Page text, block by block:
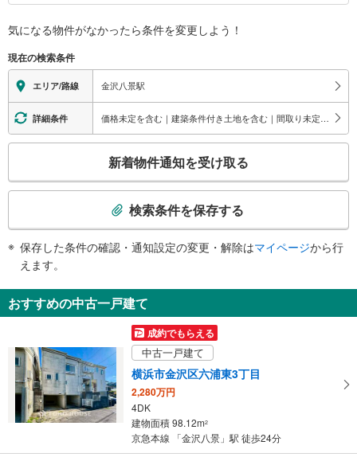
※段差なしでの移動経路
地上⇔改札⇔ホーム：○
エレベータ
・各ホーム⇔改札
トイレ
《多機能トイレ》
・ＡＥＤ
気になる物件がなかったら条件を変更しよう！
現在の検索条件
エリア/路線 金沢八景駅
詳細条件 価格未定を含む｜建築条件付き土地を含む｜間取り未定を含む｜ビルトインガレージ
検
知
を
け
取
る
・
条
新着物件通知を受け取る
検索条件を保存する
保存した条件の確認・通知設定の変更・解除はマイページから行
えます。
おすすめの中古一戸建て
成約でもらえる
中古一戸建て
横浜市金沢区六浦東3丁目
2,280万円
4DK
建物面積 98.12m2
京急本線 「金沢八景」駅 徒歩24分